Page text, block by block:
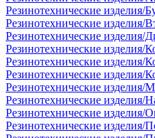
Резинотехнические изделия/
Резинотехнические изделия/
Резинотехнические изделия/
Резинотехнические изделия/
Резинотехнические изделия/
Резинотехнические изделия/
Резинотехнические изделия/
Резинотехнические изделия/
Резинотехнические изделия/
Резинотехнические изделия/